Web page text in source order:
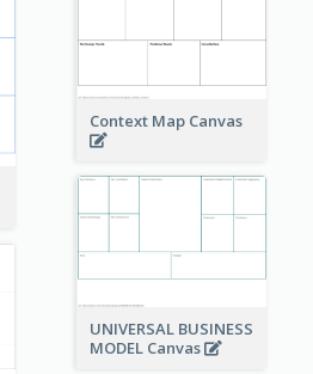
Context Map Canvas
UNIVERSAL BUSINESS
MODEL Canvas